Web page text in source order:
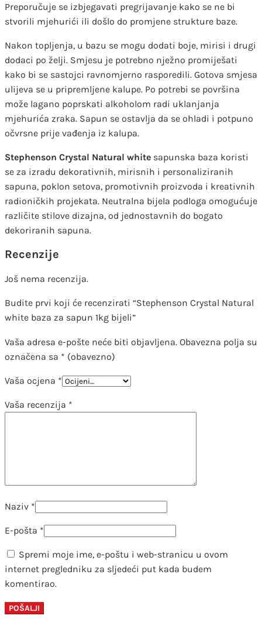
Preporučuje se izbjegavati pregrijavanje kako se ne bi
stvorili mjehurići ili došlo do promjene strukture baze.
Nakon topljenja, u bazu se mogu dodati boje, mirisi i drugi
dodaci po želji. Smjesu je potrebno nježno promiješati
kako bi se sastojci ravnomjerno rasporedili. Gotova smjesa
ulijeva se u pripremljene kalupe. Po potrebi se površina
može lagano poprskati alkoholom radi uklanjanja
mjehurića zraka. Sapun se ostavlja da se ohladi i potpuno
očvrsne prije vađenja iz kalupa.
Stephenson Crystal Natural white sapunska baza koristi
se za izradu dekorativnih, mirisnih i personaliziranih
sapuna, poklon setova, promotivnih proizvoda i kreativnih
radioničkih projekata. Neutralna bijela podloga omogućuje
različite stilove dizajna, od jednostavnih do bogato
dekoriranih sapuna.
Recenzije
Još nema recenzija.
Budite prvi koji će recenzirati “Stephenson Crystal Natural
white baza za sapun 1kg bijeli”
Vaša adresa e-pošte neće biti objavljena. Obavezna polja su
označena sa * (obavezno)
Vaša ocjena *
Vaša recenzija *
Naziv *
E-pošta *
Spremi moje ime, e-poštu i web-stranicu u ovom
internet pregledniku za sljedeći put kada budem
komentirao.